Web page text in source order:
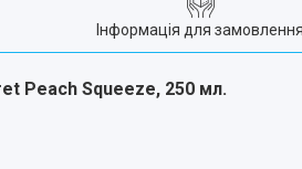
Інформація для
Peach Squeeze, 250 мл.